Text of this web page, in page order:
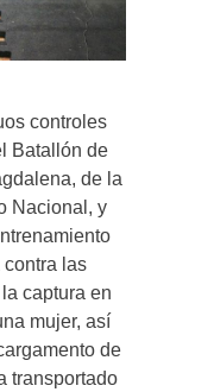
controles
Batallón de
de la
Nacional, y
las
captura en
mujer, así
de
transportado